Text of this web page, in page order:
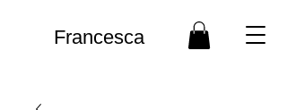
Francesca